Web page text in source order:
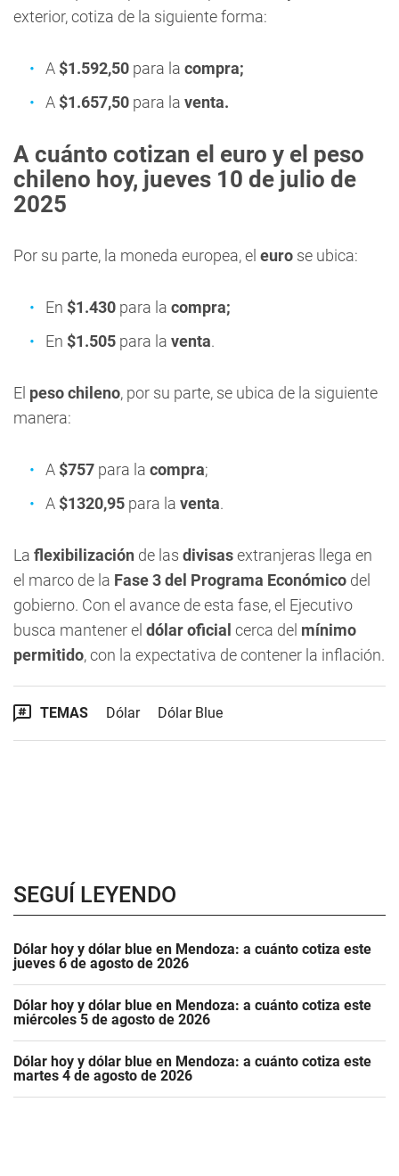
exterior, cotiza de la siguiente forma:
A $1.592,50 para la compra;
A $1.657,50 para la venta.
A cuánto cotizan el euro y el peso
chileno hoy, jueves 10 de julio de
2025
Por su parte, la moneda europea, el euro se ubica:
En $1.430 para la compra;
En $1.505 para la venta.
El peso chileno, por su parte, se ubica de la siguiente
manera:
A $757 para la compra;
A $1320,95 para la venta.
La flexibilización de las divisasextranjeras llega en
el marco de la Fase 3 del Programa Económico del
gobierno. Con el avance de esta fase, el Ejecutivo
busca mantener el dólar oficial cerca del mínimo
permitido, con la expectativa de contener la inflación.
TEMAS Dólar Dólar Blue
SEGUÍ LEYENDO
Dólar hoy y dólar blue en Mendoza: a cuánto cotiza este
jueves 6 de agosto de 2026
Dólar hoy y dólar blue en Mendoza: a cuánto cotiza este
miércoles 5 de agosto de 2026
Dólar hoy y dólar blue en Mendoza: a cuánto cotiza este
martes 4 de agosto de 2026